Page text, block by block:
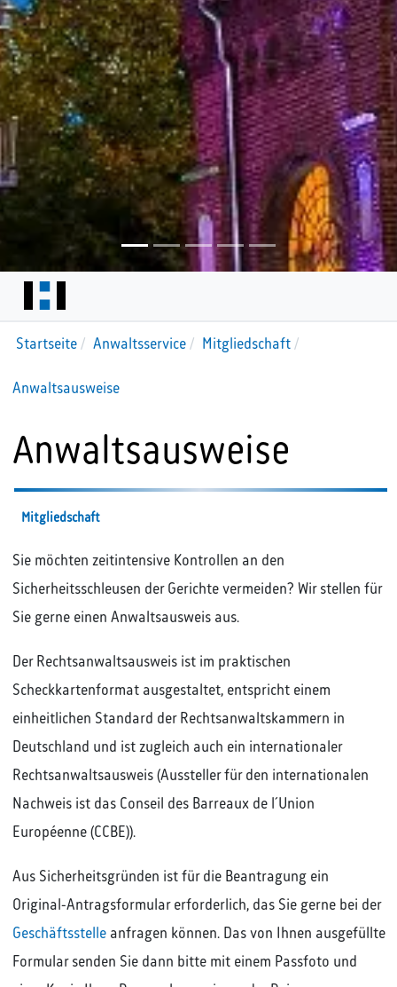
Startseite Anwaltsservice Mitgliedschaft
Anwaltsausweise
Anwaltsausweise
Mitgliedschaft
Sie möchten zeitintensive Kontrollen an den
Sicherheitsschleusen der Gerichte vermeiden? Wir stellen für
Sie gerne einen Anwaltsausweis aus.
Der Rechtsanwaltsausweis ist im praktischen
Scheckkartenformat ausgestaltet, entspricht einem
einheitlichen Standard der Rechtsanwaltskammern in
Deutschland und ist zugleich auch ein internationaler
Rechtsanwaltsausweis (Aussteller für den internationalen
Nachweis ist das Conseil des Barreaux de l´Union
Européenne (CCBE)).
Aus Sicherheitsgründen ist für die Beantragung ein
Original-Antragsformular erforderlich, das Sie gerne bei der
Geschäftsstelleanfragen können. Das von Ihnen ausgefüllte
Formular senden Sie dann bitte mit einem Passfoto und